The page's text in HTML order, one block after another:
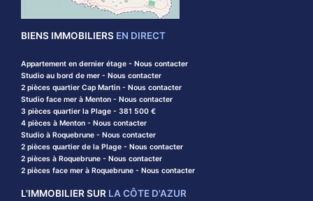
BIENS IMMOBILIERS EN DIRECT
Appartement en dernier étage - Nous contacter
Studio au bord de mer - Nous contacter
2 pièces quartier Cap Martin - Nous contacter
Studio face mer à Menton - Nous contacter
3 pièces quartier la Plage - 381 500 €
4 pièces à Menton - Nous contacter
Studio à Roquebrune - Nous contacter
2 pièces quartier de la Plage - Nous contacter
2 pièces à Roquebrune - Nous contacter
2 pièces face mer à Roquebrune - Nous contacter
L'IMMOBILIER SUR LA CÔTE D'AZUR